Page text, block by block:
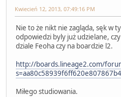
Kwiecień 12, 2013, 07:49:16 PM
Nie to że nikt nie zagląda, sęk w
odpowiedzi byly już udzielane,
dziale Feoha czy na boardzie l2.
http://boards.lineage2.com/
Miłego studiowania.